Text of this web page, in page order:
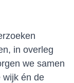
in overleg
we samen
wijk én de